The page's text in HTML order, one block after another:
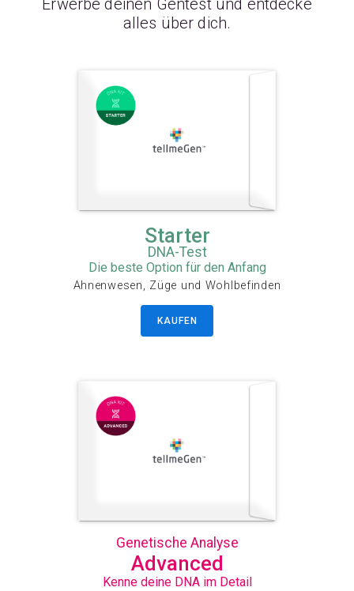
Erwerbe deinen Gentest und entdecke
alles über dich.
Starter
DNA-Test
Die beste Option für den Anfang
Ahnenwesen, Züge und Wohlbefinden
KAUFEN
Genetische Analyse
Advanced
Kenne deine DNA im Detail